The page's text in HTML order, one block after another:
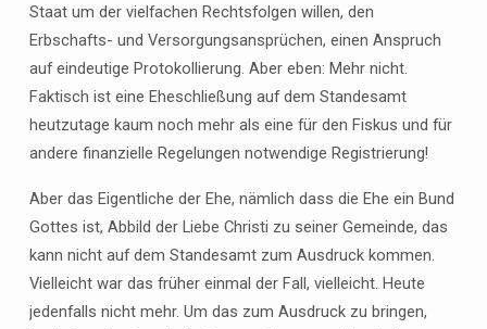
Staat um der vielfachen Rechtsfolgen willen, den
Erbschafts- und Versorgungsansprüchen, einen Anspruch
auf eindeutige Protokollierung. Aber eben: Mehr nicht.
Faktisch ist eine Eheschließung auf dem Standesamt
heutzutage kaum noch mehr als eine für den Fiskus und für
andere finanzielle Regelungen notwendige Registrierung!
Aber das Eigentliche der Ehe, nämlich dass die Ehe ein Bund
Gottes ist, Abbild der Liebe Christi zu seiner Gemeinde, das
kann nicht auf dem Standesamt zum Ausdruck kommen.
Vielleicht war das früher einmal der Fall, vielleicht. Heute
jedenfalls nicht mehr. Um das zum Ausdruck zu bringen,